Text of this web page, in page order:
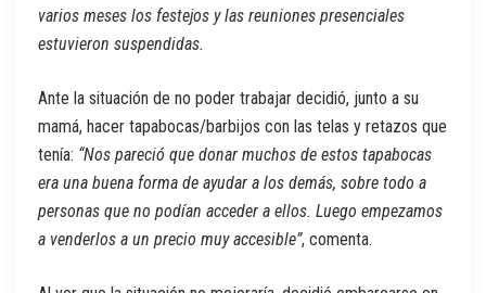
varios meses los festejos y las reuniones presenciales
estuvieron suspendidas.
Ante la situación de no poder trabajar decidió, junto a su
mamá, hacer tapabocas/barbijos con las telas y retazos que
tenía: “Nos pareció que donar muchos de estos tapabocas
era una buena forma de ayudar a los demás, sobre todo a
personas que no podían acceder a ellos. Luego empezamos
a venderlos a un precio muy accesible”, comenta.